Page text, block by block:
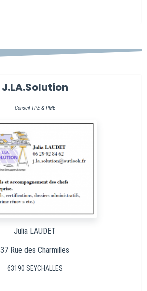
J.LA.Solution
Conseil TPE & PME
Julia LAUDET
37 Rue des Charmilles
63190 SEYCHALLES